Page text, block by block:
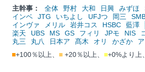
主幹事：
全体 野村 大和 日興 みずほ
インベ
JTG いちよし UFJつ 岡三
インヴァ
メリル 岩井コス HSBC 藍澤
楽天
UBS MS GS フィリ JPモ NIS
丸三
丸八 日本ア 髙木 オリ かざか
■+100％以上、 ■ +20％以上、 ■+0%より上